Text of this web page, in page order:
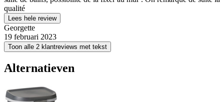
qualité
Lees hele review
Georgette
19 februari 2023
Toon alle 2 klantreviews met tekst
Alternatieven